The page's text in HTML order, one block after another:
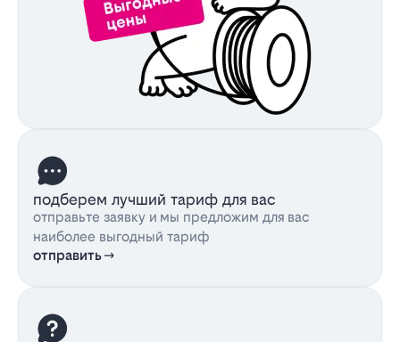
подберем лучший тариф для вас
отправьте заявку и мы предложим для вас
наиболее выгодный тариф
отправить